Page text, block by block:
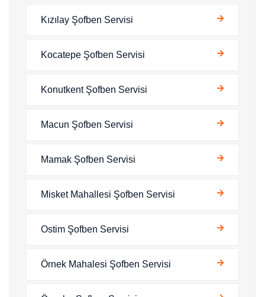
Kızılay Şofben Servisi
Kocatepe Şofben Servisi
Konutkent Şofben Servisi
Macun Şofben Servisi
Mamak Şofben Servisi
Misket Mahallesi Şofben Servisi
Ostim Şofben Servisi
Örnek Mahalesi Şofben Servisi